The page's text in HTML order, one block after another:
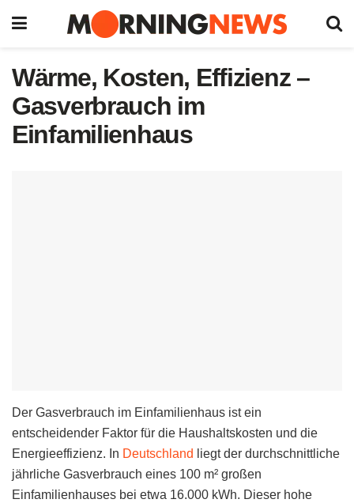
Wärme, Kosten, Effizienz –
Gasverbrauch im
Einfamilienhaus
Der Gasverbrauch im Einfamilienhaus ist ein
entscheidender Faktor für die Haushaltskosten und die
Energieeffizienz. In Deutschland
liegt der durchschnittliche
jährliche Gasverbrauch eines 100 m² großen
Einfamilienhauses bei etwa 16.000 kWh. Dieser hohe